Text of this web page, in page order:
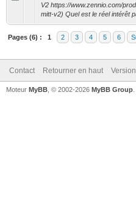
V2 https://www.zennio.com/
mitt-v2) Quel est le réel intérêt
Pages (6) : 1 2 3 4 5 6
Contact Retourner en haut
Moteur MyBB , © 2002-2026 MyBB Group